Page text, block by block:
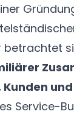
betrachtet
Service-